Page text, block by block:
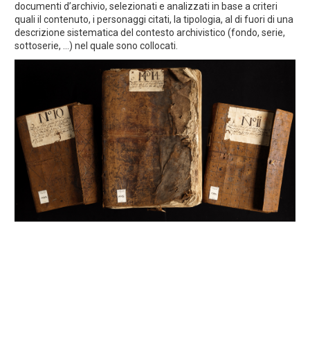
documenti d’archivio, selezionati e analizzati in base a criteri
quali il contenuto, i personaggi citati, la tipologia, al di fuori di una
descrizione sistematica del contesto archivistico (fondo, serie,
sottoserie, ...) nel quale sono collocati.